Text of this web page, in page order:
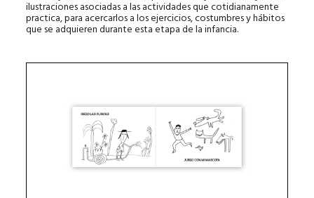
ilustraciones asociadas a las actividades que cotidianamente
practica, para acercarlos a los ejercicios, costumbres y hábitos
que se adquieren durante esta etapa de la infancia.